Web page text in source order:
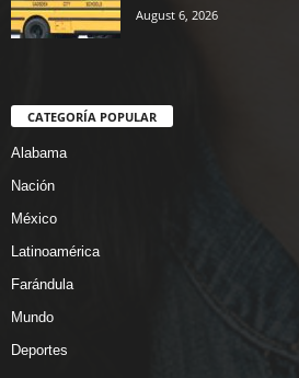
August 6, 2026
CATEGORÍA POPULAR
Alabama
Nación
México
Latinoamérica
Farándula
Mundo
Deportes